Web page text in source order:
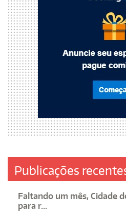
Publicações
Faltando um mês, Cidade
para r...